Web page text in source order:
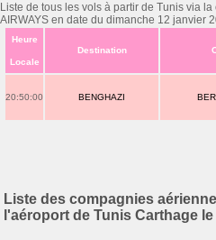
Liste de tous les vols à partir de Tunis via
AIRWAYS en date du dimanche 12 janvier
Heure
Locale
Destination
20:50:00 BENGHAZI
Liste des compagnies
l'aéroport de Tunis Carthage